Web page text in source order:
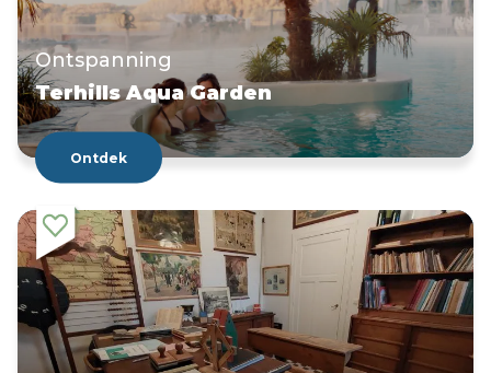
Ontspanning
Terhills Aqua Garden
Ontdek